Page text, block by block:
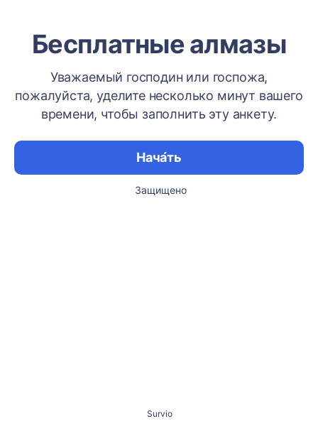
Бесплатные алмазы
Уважаемый господин или госпожа,
пожалуйста, уделите несколько минут вашего
времени, чтобы заполнить эту анкету.
Нача́ть
Защищено
Survio